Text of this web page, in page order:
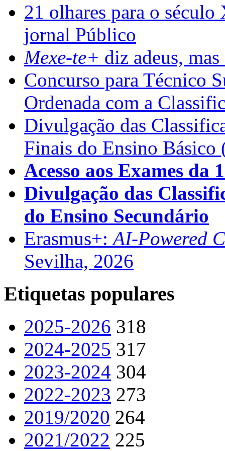
21 olhares para o
jornal Público
Mexe-te+ diz adeus,
Concurso para Técnico
Ordenada com a
Divulgação das
Finais do Ensino Básico
Acesso aos Exames da
Divulgação das
do Ensino Secundário
Erasmus+:AI-Powered
Sevilha, 2026
Etiquetas populares
2025-2026 318
2024-2025 317
2023-2024 304
2022-2023 273
2019/2020 264
2021/2022 225